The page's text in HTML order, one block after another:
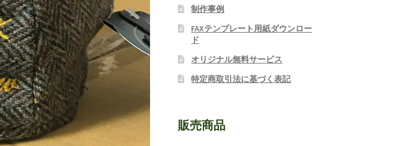
制作事例
FAXテンプレート用紙ダウンロー
ド
オリジナル無料サービス
特定商取引法に基づく表記
販売商品